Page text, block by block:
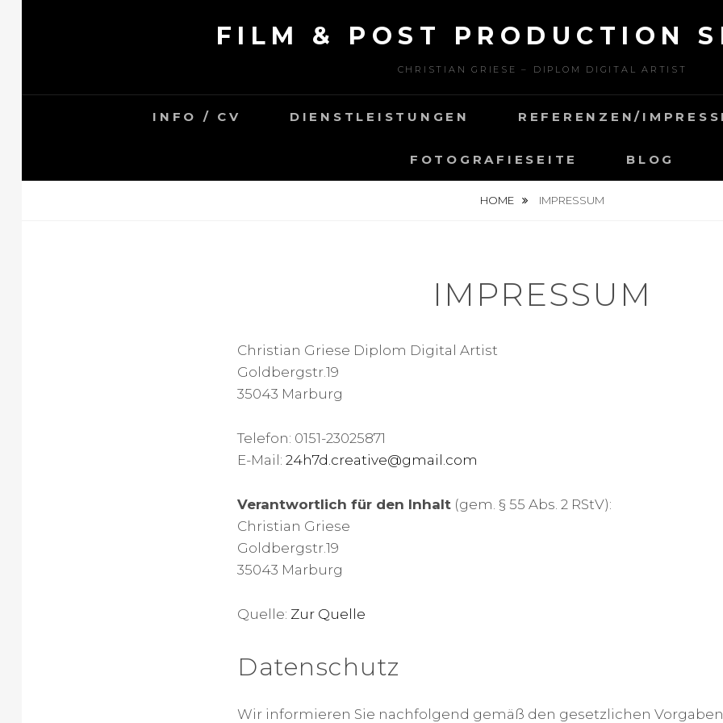
FILM & POST PRODUCTION
CHRISTIAN GRIESE – DIPLOM DIGITAL ARTIST
INFO / CV DIENSTLEISTUNGEN REFERENZEN/
FOTOGRAFIESEITE BLOG
HOME IMPRESSUM
IMPRESSUM
Christian Griese Diplom Digital Artist
Goldbergstr.19
35043 Marburg
Telefon: 0151-23025871
E-Mail: 24h7d.creative@gmail.com
Verantwortlich für den Inhalt (gem. § 55 Abs. 2 RStV):
Christian Griese
Goldbergstr.19
35043 Marburg
Quelle: Zur Quelle
Datenschutz
Wir informieren Sie nachfolgend gemäß den gesetzlichen